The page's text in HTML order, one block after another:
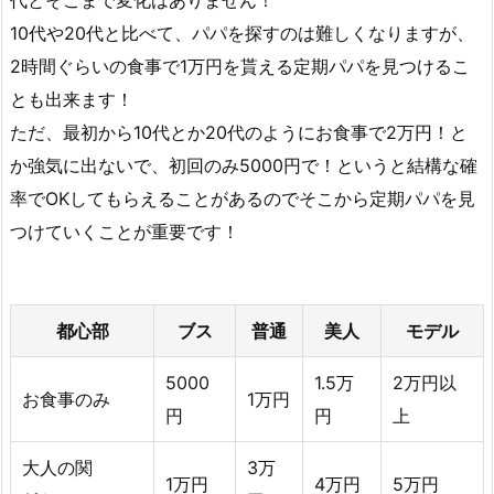
10代や20代と比べて、パパを探すのは難しくなりますが、
2時間ぐらいの食事で1万円を貰える定期パパを見つけるこ
とも出来ます！
ただ、最初から10代とか20代のようにお食事で2万円！と
か強気に出ないで、初回のみ5000円で！というと結構な確
率でOKしてもらえることがあるのでそこから定期パパを見
つけていくことが重要です！
都心部 ブス 普通 美人 モデル
お食事のみ
5000
円
1万円
1.5万
円
2万円以
上
大人の関
1万円
3万
4万円 5万円